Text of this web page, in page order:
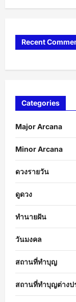
Recent
Categories
Major Arcana
Minor Arcana
ดวงรายวัน
ดูดวง
ทำนายฝัน
วันมงคล
สถานที่ทำบุญ
สถานที่ทำบุญต่างป